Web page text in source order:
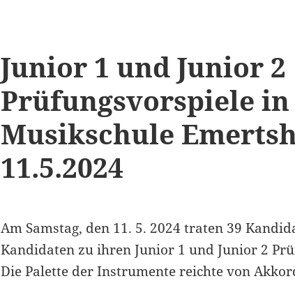
Junior 1 und Junior 2
Prüfungsvorspiele
Musikschule
11.5.2024
Am Samstag, den 11. 5. 2024 traten 39
Kandidaten zu ihren Junior 1 und Junior 2
Die Palette der Instrumente reichte von